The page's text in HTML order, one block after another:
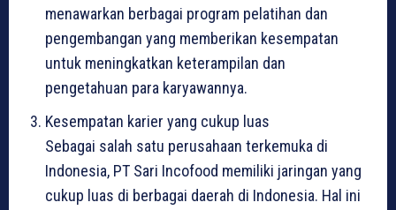
menawarkan berbagai program pelatihan dan
pengembangan yang memberikan kesempatan
untuk meningkatkan keterampilan dan
pengetahuan para karyawannya.
Kesempatan karier yang cukup luas
Sebagai salah satu perusahaan terkemuka di
Indonesia, PT Sari Incofood memiliki jaringan yang
cukup luas di berbagai daerah di Indonesia. Hal ini